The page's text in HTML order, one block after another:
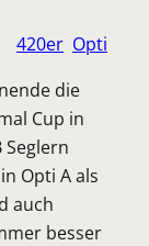
420er Opti
die
Cup in
Seglern
Opti A als
auch
besser